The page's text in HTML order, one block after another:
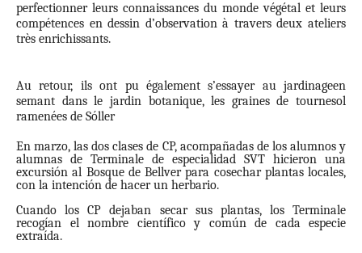
perfectionner leurs connaissances du monde végétal et leurs
compétences en dessin d’observation à travers deux ateliers
très enrichissants.
Au retour, ils ont pu également s’essayer au jardinageen
semant dans le jardin botanique, les graines de tournesol
ramenées de Sóller
En marzo, las dos clases de CP, acompañadas de los alumnos y
alumnas de Terminale de especialidad SVT hicieron una
excursión al Bosque de Bellver para cosechar plantas locales,
con la intención de hacer un herbario.
Cuando los CP dejaban secar sus plantas, los Terminale
recogían el nombre científico y común de cada especie
extraída.